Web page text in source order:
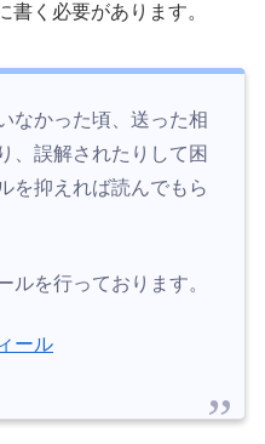
書く必要があります。
なかった頃、送った相
、誤解されたりして困
を抑えれば読んでもら
ルを行っております。
ール